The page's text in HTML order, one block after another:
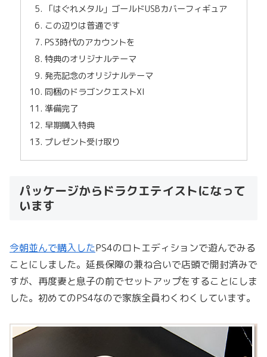
「はぐれメタル」ゴールドUSBカバーフィギュア
この辺りは普通です
PS3時代のアカウントを
特典のオリジナルテーマ
発売記念のオリジナルテーマ
同梱のドラゴンクエストXI
準備完了
早期購入特典
プレゼント受け取り
パッケージからドラクエテイストになって
います
今朝並んで購入したPS4のロトエディションで遊んでみる
ことにしました。延長保障の兼ね合いで店頭で開封済みで
すが、再度妻と息子の前でセットアップをすることにしま
した。初めてのPS4なので家族全員わくわくしています。